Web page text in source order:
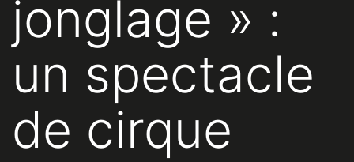
jonglage » :
un spectacle
de cirque